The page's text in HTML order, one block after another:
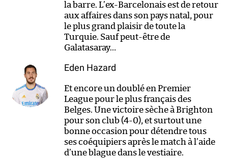
la barre. L’ex-Barcelonais est de retour
aux affaires dans son pays natal, pour
le plus grand plaisir de toute la
Turquie. Sauf peut-être de
Galatasaray…
Eden Hazard
Et encore un doublé en Premier
League pour le plus français des
Belges. Une victoire sèche à Brighton
pour son club (4-0), et surtout une
bonne occasion pour détendre tous
ses coéquipiers après le match à l’aide
d’une blague dans le vestiaire.